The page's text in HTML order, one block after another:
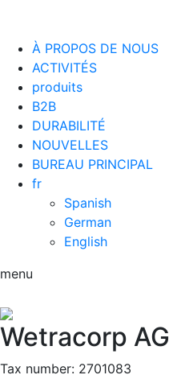
À PROPOS DE NOUS
ACTIVITÉS
produits
B2B
DURABILITÉ
NOUVELLES
BUREAU PRINCIPAL
fr
Spanish
German
English
menu
Wetracorp AG
Tax number: 2701083